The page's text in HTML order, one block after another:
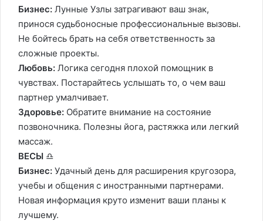
Бизнес: Лунные Узлы затрагивают ваш знак,
принося судьбоносные профессиональные вызовы.
Не бойтесь брать на себя ответственность за
сложные проекты.
Любовь: Логика сегодня плохой помощник в
чувствах. Постарайтесь услышать то, о чем ваш
партнер умалчивает.
Здоровье: Обратите внимание на состояние
позвоночника. Полезны йога, растяжка или легкий
массаж.
ВЕСЫ ♎️
Бизнес: Удачный день для расширения кругозора,
учебы и общения с иностранными партнерами.
Новая информация круто изменит ваши планы к
лучшему.